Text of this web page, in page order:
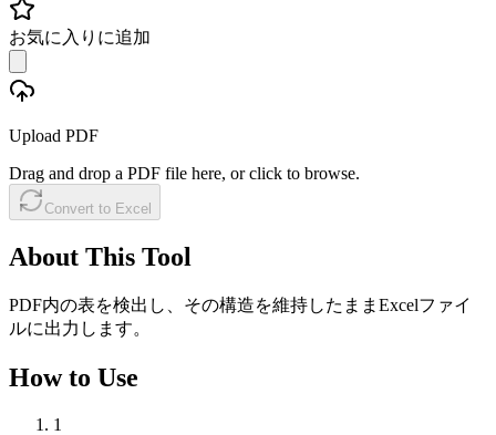
お気に入りに追加
Upload PDF
Drag and drop a PDF file here, or click to browse.
Convert to Excel
About This Tool
PDF内の表を検出し、その構造を維持したままExcelファイ
ルに出力します。
How to Use
1